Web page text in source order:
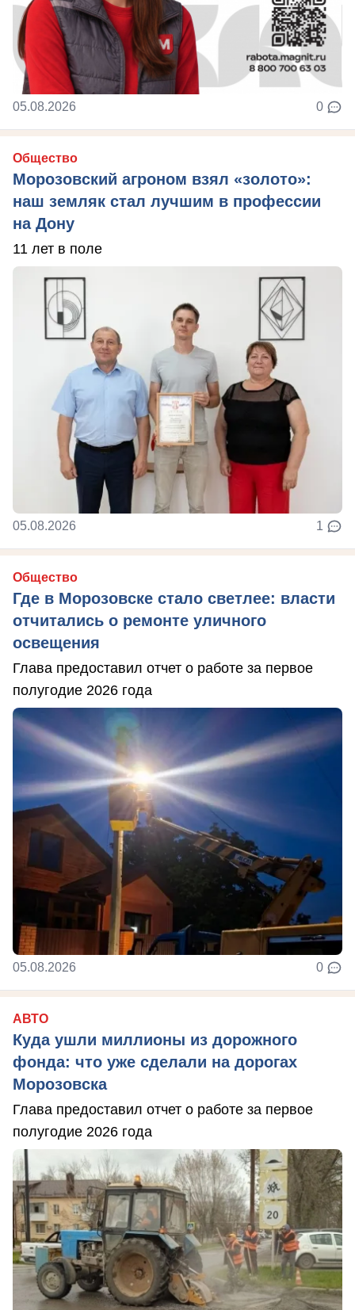
05.08.2026 0
Общество
Морозовский агроном взял «золото»:
наш земляк стал лучшим в профессии
на Дону
11 лет в поле
05.08.2026 1
Общество
Где в Морозовске стало светлее: власти
отчитались о ремонте уличного
освещения
Глава предоставил отчет о работе за первое
полугодие 2026 года
05.08.2026 0
АВТО
Куда ушли миллионы из дорожного
фонда: что уже сделали на дорогах
Морозовска
Глава предоставил отчет о работе за первое
полугодие 2026 года